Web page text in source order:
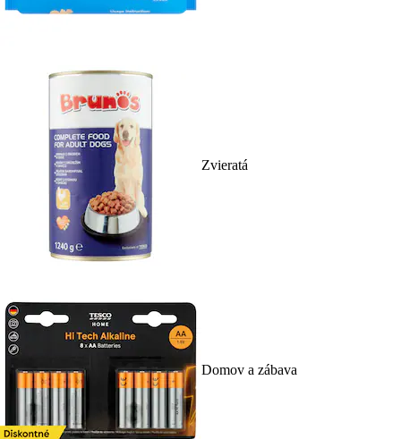
Zvieratá
Domov a zábava